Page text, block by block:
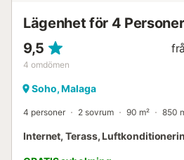
Lägenhet för 4
9,5
4 omdömen
Soho, Malaga
4 personer 2 sovrum 90 m² 850
Internet, Terass,